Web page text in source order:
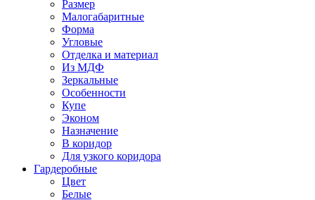
Размер
Малогабаритные
Форма
Угловые
Отделка и материал
Из МДФ
Зеркальные
Особенности
Купе
Эконом
Назначение
В коридор
Для узкого коридора
Гардеробные
Цвет
Белые